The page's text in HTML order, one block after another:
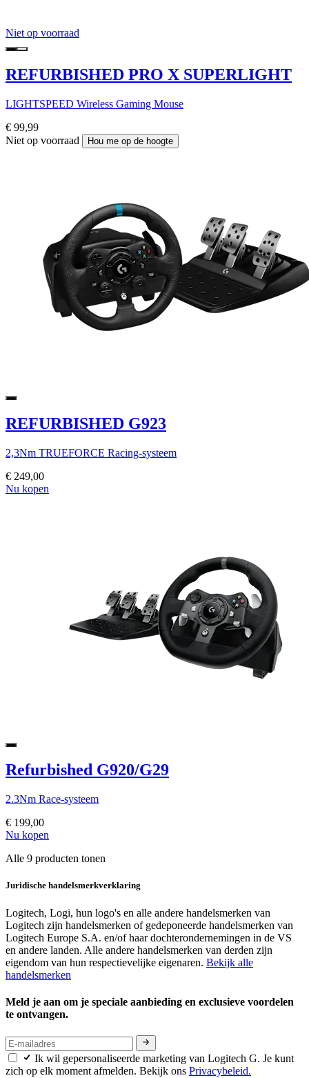
Niet op voorraad
REFURBISHED PRO X SUPERLIGHT
LIGHTSPEED Wireless Gaming Mouse
€ 99,99
Niet op voorraad
Hou me op de hoogte
REFURBISHED G923
2,3Nm TRUEFORCE Racing-systeem
€ 249,00
Nu kopen
Refurbished G920/G29
2.3Nm Race-systeem
€ 199,00
Nu kopen
Alle 9 producten tonen
Juridische handelsmerkverklaring
Logitech, Logi, hun logo's en alle andere handelsmerken van
Logitech zijn handelsmerken of gedeponeerde handelsmerken van
Logitech Europe S.A. en/of haar dochterondernemingen in de VS
en andere landen. Alle andere handelsmerken van derden zijn
eigendom van hun respectievelijke eigenaren. Bekijk alle
handelsmerken
Meld je aan om je speciale aanbieding en exclusieve voordelen
te ontvangen.
Ik wil gepersonaliseerde marketing van Logitech G. Je kunt
zich op elk moment afmelden. Bekijk ons Privacybeleid.